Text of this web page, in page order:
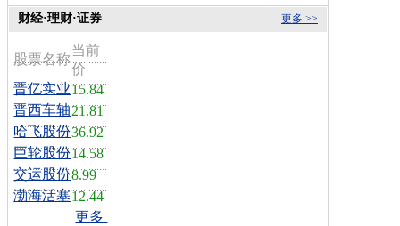
更多 >>
财经·理财·证券
股票名称
当前
价
晋亿实业15.84
晋西车轴21.81
哈飞股份36.92
巨轮股份14.58
交运股份8.99
渤海活塞12.44
更多